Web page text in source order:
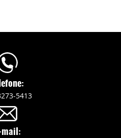
5413
mail: